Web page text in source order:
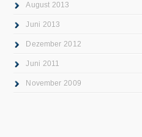
August 2013
Juni 2013
Dezember 2012
Juni 2011
November 2009